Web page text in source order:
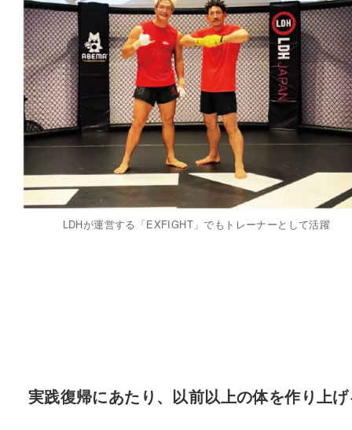
LDHが運営する「EXFIGHT」でもトレーナーとして活躍
実践復帰にあたり、以前以上の体を作り上